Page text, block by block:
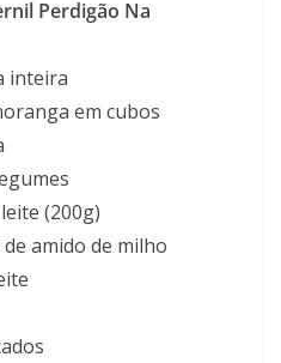
Perdigão Na
inteira
em cubos
(200g)
amido de milho